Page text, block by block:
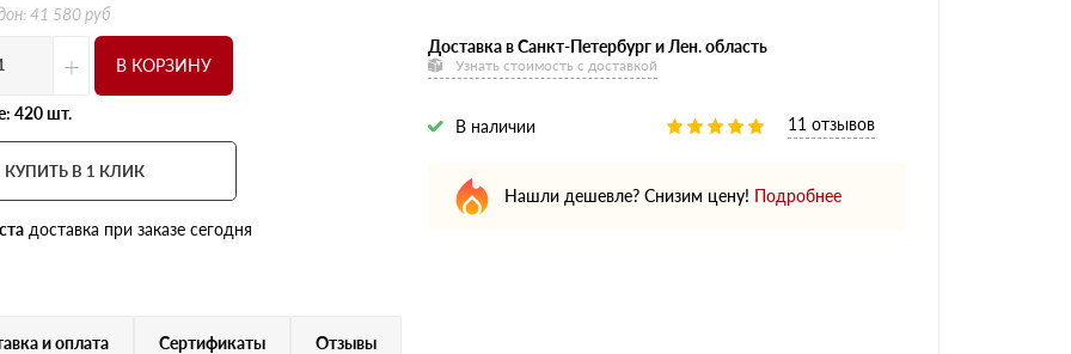
41 580 руб
+ В КОРЗИНУ
420 шт.
КУПИТЬ В 1 КЛИК
доставка при заказе сегодня
Доставка в Санкт-Петербург и Лен. область
Узнать стоимость с доставкой
В наличии 11 отзывов
Нашли дешевле? Снизим цену! Подробнее
и оплата Сертификаты Отзывы